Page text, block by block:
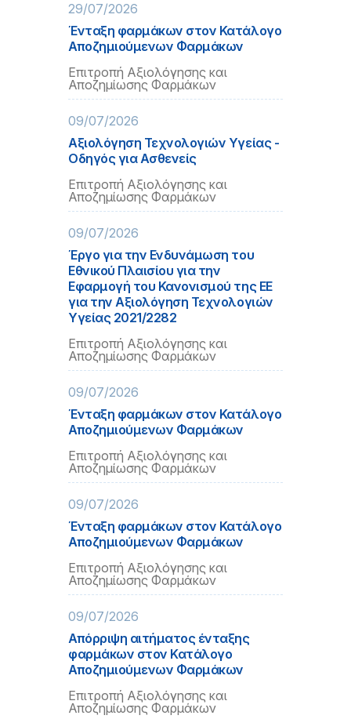
29/07/2026
Ένταξη φαρμάκων στον Κατάλογο
Αποζημιούμενων Φαρμάκων
Επιτροπή Αξιολόγησης και
Αποζημίωσης Φαρμάκων
09/07/2026
Αξιολόγηση Τεχνολογιών Υγείας -
Οδηγός για Ασθενείς
Επιτροπή Αξιολόγησης και
Αποζημίωσης Φαρμάκων
09/07/2026
Έργο για την Ενδυνάμωση του
Εθνικού Πλαισίου για την
Εφαρμογή του Κανονισμού της ΕΕ
για την Αξιολόγηση Τεχνολογιών
Υγείας 2021/2282
Επιτροπή Αξιολόγησης και
Αποζημίωσης Φαρμάκων
09/07/2026
Ένταξη φαρμάκων στον Κατάλογο
Αποζημιούμενων Φαρμάκων
Επιτροπή Αξιολόγησης και
Αποζημίωσης Φαρμάκων
09/07/2026
Ένταξη φαρμάκων στον Κατάλογο
Αποζημιούμενων Φαρμάκων
Επιτροπή Αξιολόγησης και
Αποζημίωσης Φαρμάκων
09/07/2026
Απόρριψη αιτήματος ένταξης
φαρμάκων στον Κατάλογο
Αποζημιούμενων Φαρμάκων
Επιτροπή Αξιολόγησης και
Αποζημίωσης Φαρμάκων